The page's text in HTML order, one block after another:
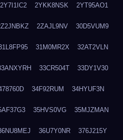
2Y7I1IC2 2YKK8NSK 2YT95AO1
2ZAJL9NV 30D5VUM9
31M0MR2X 32AT2VLN
33CR504T 33DY1V30
34F92RUM 34HYUF3N
35HVS0VG 35MJZMAN
36U7Y0NR 376J215Y